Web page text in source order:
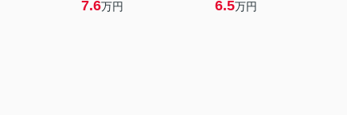
7.6万円 6.5万円